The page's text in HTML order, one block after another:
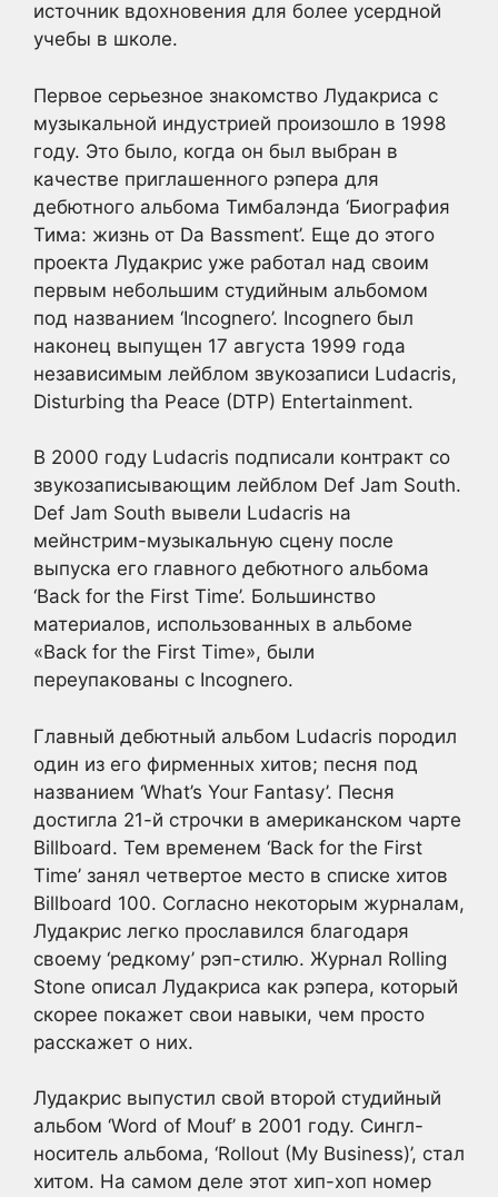
источник вдохновения для более усердной
учебы в школе.
Первое серьезное знакомство Лудакриса с
музыкальной индустрией произошло в 1998
году. Это было, когда он был выбран в
качестве приглашенного рэпера для
дебютного альбома Тимбалэнда ‘Биография
Тима: жизнь от Da Bassment’. Еще до этого
проекта Лудакрис уже работал над своим
первым небольшим студийным альбомом
под названием ‘Incognero’. Incognero был
наконец выпущен 17 августа 1999 года
независимым лейблом звукозаписи Ludacris,
Disturbing tha Peace (DTP) Entertainment.
В 2000 году Ludacris подписали контракт со
звукозаписывающим лейблом Def Jam South.
Def Jam South вывели Ludacris на
мейнстрим-музыкальную сцену после
выпуска его главного дебютного альбома
‘Back for the First Time’. Большинство
материалов, использованных в альбоме
«Back for the First Time», были
переупакованы с Incognero.
Главный дебютный альбом Ludacris породил
один из его фирменных хитов; песня под
названием ‘What’s Your Fantasy’. Песня
достигла 21-й строчки в американском чарте
Billboard. Тем временем ‘Back for the First
Time’ занял четвертое место в списке хитов
Billboard 100. Согласно некоторым журналам,
Лудакрис легко прославился благодаря
своему ‘редкому’ рэп-стилю. Журнал Rolling
Stone описал Лудакриса как рэпера, который
скорее покажет свои навыки, чем просто
расскажет о них.
Лудакрис выпустил свой второй студийный
альбом ‘Word of Mouf’ в 2001 году. Сингл-
носитель альбома, ‘Rollout (My Business)’, стал
хитом. На самом деле этот хип-хоп номер